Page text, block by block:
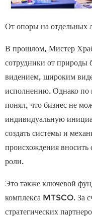
От опоры на отдельных
В прошлом, Мистер
сотрудники от природы
видением, широким
исполнению. Однако по
понял, что бизнес не
индивидуальную
создать системы и
происхождения
роли.
Это также ключевой
комплекса MTSCO. За
стратегических